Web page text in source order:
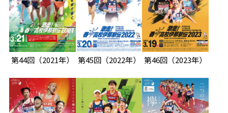
第44回（2021年） 第45回（2022年） 第46回 （2023年）